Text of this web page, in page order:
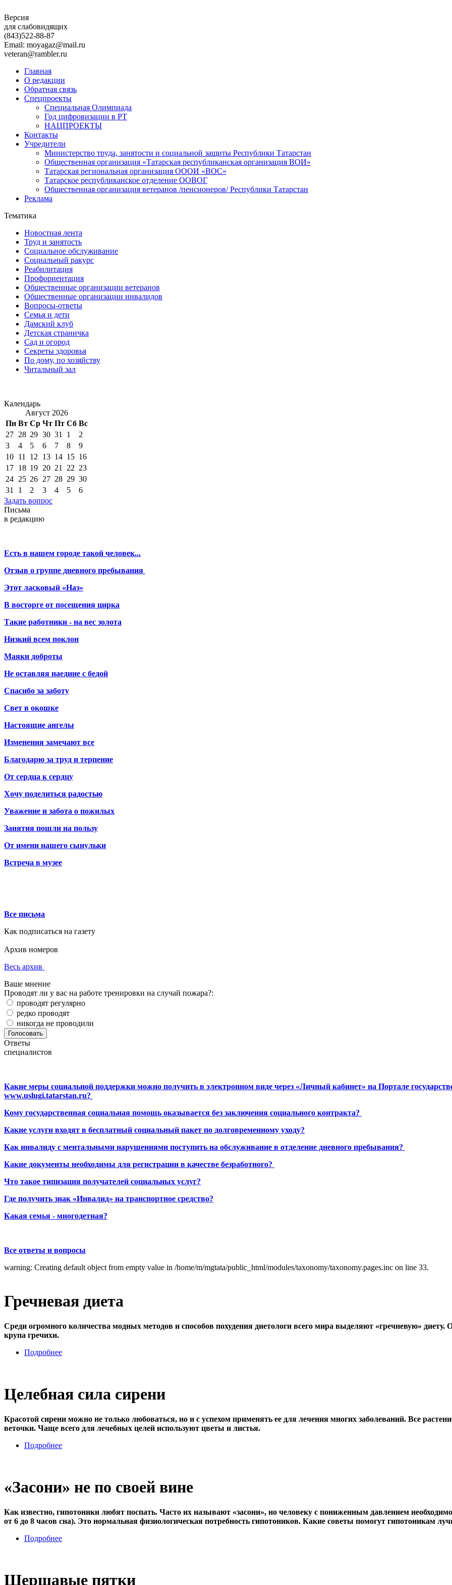
Версия
для слабовидящих
(843)522-88-87
Email: moyagaz@mail.ru
veteran@rambler.ru
Главная
О редакции
Обратная связь
Спецпроекты
Специальная Олимпиада
Год цифровизации в РТ
НАЦПРОЕКТЫ
Контакты
Учредители
Министерство труда, занятости и социальной защиты Республики Татарстан
Общественная организация «Татарская республиканская организация ВОИ»
Татарская региональная организация ОООИ «ВОС»
Татарское республиканское отделение ООВОГ
Общественная организация ветеранов /пенсионеров/ Республики Татарстан
Реклама
Тематика
Новостная лента
Труд и занятость
Социальное обслуживание
Социальный ракурс
Реабилитация
Профориентация
Общественные организации ветеранов
Общественные организации инвалидов
Вопросы-ответы
Семья и дети
Дамский клуб
Детская страничка
Сад и огород
Секреты здоровья
По дому, по хозяйству
Читальный зал
Календарь
Август 2026
Пн Вт Ср Чт Пт Сб Вс
27 28 29 30 31 1
2
3
4 5 6 7 8
9
10 11 12 13 14 15 16
17 18 19 20 21 22 23
24 25 26 27 28 29 30
31
1 2 3 4 5
6
Задать вопрос
Письма
в редакцию
Есть в нашем городе такой человек...
Отзыв о группе дневного пребывания
Этот ласковый «Наз»
В восторге от посещения цирка
Такие работники - на вес золота
Низкий всем поклон
Маяки доброты
Не оставляя наедине с бедой
Спасибо за заботу
Свет в окошке
Настоящие ангелы
Изменения замечают все
Благодарю за труд и терпение
От сердца к сердцу
Хочу поделиться радостью
Уважение и забота о пожилых
Занятия пошли на пользу
От имени нашего сынульки
Встреча в музее
Все письма
Как подписаться на газету
Архив номеров
Весь архив
Ваше мнение
Проводят ли у вас на работе тренировки на случай пожара?:
проводят регулярно
редко проводят
никогда не проводили
Ответы
специалистов
Какие меры социальной поддержки можно получить в электронном виде через «Личный кабинет» на Портале
www.uslugi.tatarstan.ru?
Кому государственная социальная помощь оказывается без заключения социального контракта?
Какие услуги входят в бесплатный социальный пакет по долговременному уходу?
Как инвалиду с ментальными нарушениями поступить на обслуживание в отделение дневного пребывания?
Какие документы необходимы для регистрации в качестве безработного?
Что такое типизация получателей социальных услуг?
Где получить знак «Инвалид» на транспортное средство?
Какая семья - многодетная?
Все ответы и вопросы
warning: Creating default object from empty value in /home/m/mgtata/public_html/modules/taxonomy/taxonomy.pages.inc on line 33.
Гречневая диета
Среди огромного количества модных методов и способов похудения диетологи всего мира выделяют «гречневую» диету.
крупа гречихи.
Подробнее
Целебная сила сирени
Красотой сирени можно не только любоваться, но и с успехом применять ее для лечения многих заболеваний. Все
веточки. Чаще всего для лечебных целей используют цветы и листья.
Подробнее
«Засони» не по своей вине
Как известно, гипотоники любят поспать. Часто их называют «засони», но человеку с пониженным давлением
от 6 до 8 часов сна). Это нормальная физиологическая потребность гипотоников. Какие советы помогут гипотоникам
Подробнее
Шершавые пятки